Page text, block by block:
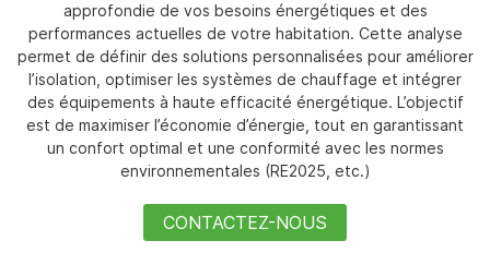
approfondie de vos besoins énergétiques et des
performances actuelles de votre habitation. Cette analyse
permet de définir des solutions personnalisées pour améliorer
l’isolation, optimiser les systèmes de chauffage et intégrer
des équipements à haute efficacité énergétique. L’objectif
est de maximiser l’économie d’énergie, tout en garantissant
un confort optimal et une conformité avec les normes
environnementales (RE2025, etc.)
CONTACTEZ-NOUS